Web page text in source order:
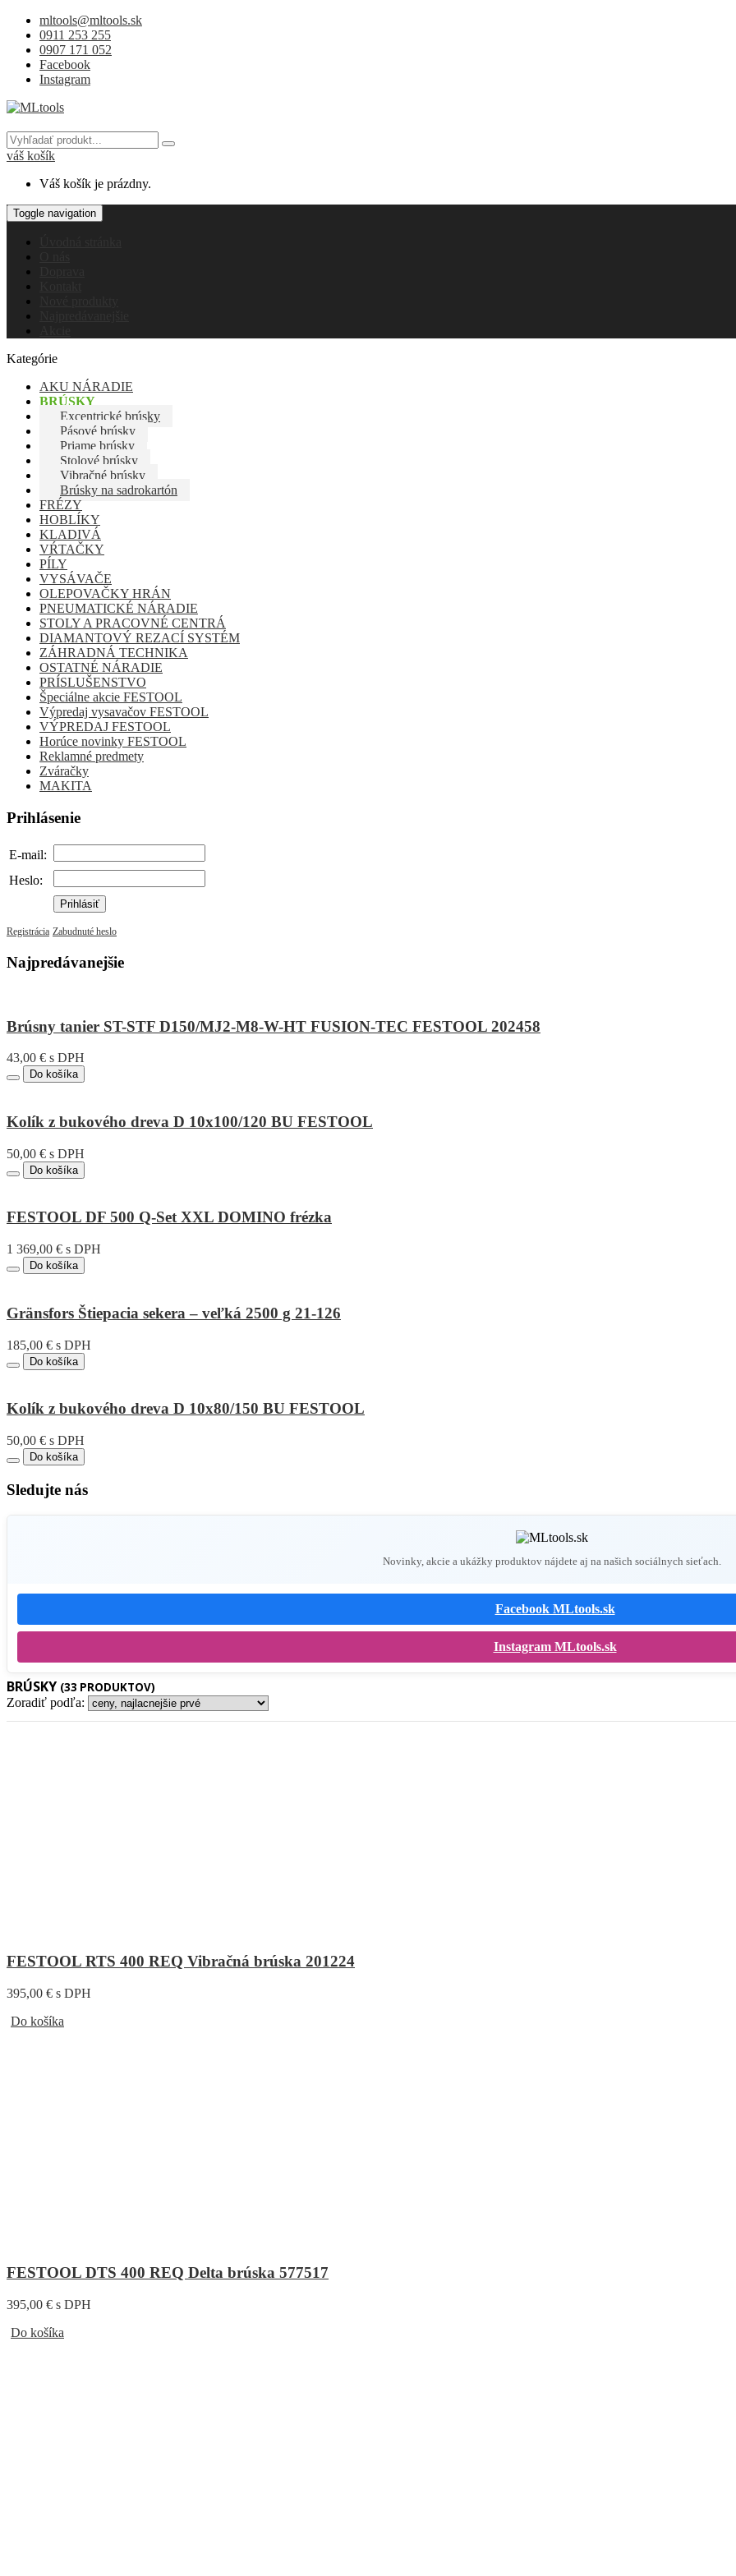
mltools@mltools.sk
0911 253 255
0907 171 052
Facebook
Instagram
váš košík
Váš košík je prázdny.
Toggle navigation
Kategórie
AKU NÁRADIE
BRÚSKY
Excentrické brúsky
Pásové brúsky
Priame brúsky
Stolové brúsky
Vibračné brúsky
Brúsky na sadrokartón
FRÉZY
HOBLÍKY
KLADIVÁ
VŔTAČKY
PÍLY
VYSÁVAČE
OLEPOVAČKY HRÁN
PNEUMATICKÉ NÁRADIE
STOLY A PRACOVNÉ CENTRÁ
DIAMANTOVÝ REZACÍ SYSTÉM
ZÁHRADNÁ TECHNIKA
OSTATNÉ NÁRADIE
PRÍSLUŠENSTVO
Špeciálne akcie FESTOOL
Výpredaj vysavačov FESTOOL
VÝPREDAJ FESTOOL
Horúce novinky FESTOOL
Reklamné predmety
Zváračky
MAKITA
Prihlásenie
E-mail:
Heslo:
Prihlásiť
Registrácia Zabudnuté heslo
Najpredávanejšie
Brúsny tanier ST-STF D150/MJ2-M8-W-HT FUSION-TEC FESTOOL 202458
43,00 € s DPH
Do košíka
Kolík z bukového dreva D 10x100/120 BU FESTOOL
50,00 € s DPH
Do košíka
FESTOOL DF 500 Q-Set XXL DOMINO frézka
1 369,00 € s DPH
Do košíka
Gränsfors Štiepacia sekera – veľká 2500 g 21-126
185,00 € s DPH
Do košíka
Kolík z bukového dreva D 10x80/150 BU FESTOOL
50,00 € s DPH
Do košíka
Sledujte nás
Novinky, akcie a ukážky produktov nájdete aj na našich sociálnych sieťach.
Facebook MLtools.sk
Instagram MLtools.sk
BRÚSKY (33 PRODUKTOV)
Zoradiť podľa:
FESTOOL RTS 400 REQ Vibračná brúska 201224
395,00 € s DPH
Do košíka
FESTOOL DTS 400 REQ Delta brúska 577517
395,00 € s DPH
Do košíka